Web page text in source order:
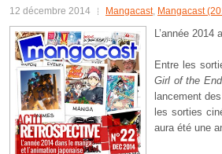
12 décembre 2014 Mangacast, Mangacast
L’année
Entre les
Girl of the End
lancement
les sorties
aura été une